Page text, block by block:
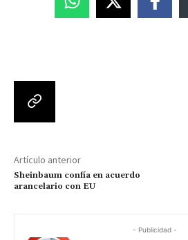
Artículo anterior
Sheinbaum confía en acuerdo
arancelario con EU
- Publicidad -